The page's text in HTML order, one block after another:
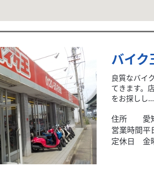
バイク
良質なバイ
てきます。
をお探しし...
住所
愛
営業時間平
定休日
金